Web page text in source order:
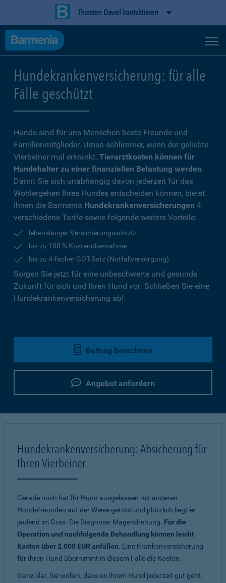
Thorsten Dawel kontaktieren
Hundekrankenversicherung: für alle
Fälle geschützt
Hunde sind für uns Menschen beste Freunde und
Familienmitglieder. Umso schlimmer, wenn der geliebte
Vierbeiner mal erkrankt. Tierarztkosten können für
Hundehalter zu einer finanziellen Belastung werden.
Damit Sie sich unabhängig davon jederzeit für das
Wohlergehen Ihres Hundes entscheiden können, bietet
Ihnen die Barmenia Hundekrankenversicherungen 4
verschiedene Tarife sowie folgende weitere Vorteile:
lebenslanger Versicherungsschutz
bis zu 100 % Kostenübernahme
bis zu 4-facher GOT-Satz (Notfallversorgung)
Sorgen Sie jetzt für eine unbeschwerte und gesunde
Zukunft für sich und Ihren Hund vor: Schließen Sie eine
Hundekrankenversicherung ab!
Beitrag berechnen
Angebot anfordern
Hundekrankenversicherung: Absicherung für
Ihren Vierbeiner
Gerade noch hat Ihr Hund ausgelassen mit anderen
Hundefreunden auf der Wiese getobt und plötzlich liegt er
jaulend im Gras. Die Diagnose: Magendrehung. Für die
Operation und nachfolgende Behandlung können leicht
Kosten über 2.000 EUR anfallen. Eine Krankenversicherung
für Ihren Hund übernimmt in diesem Falle die Kosten.
Ganz klar, Sie wollen, dass es Ihrem Hund jederzeit gut geht.